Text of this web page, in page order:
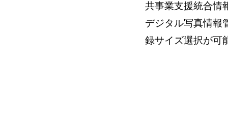
共事業支援統合情
デジタル写真情報
録サイズ選択が可